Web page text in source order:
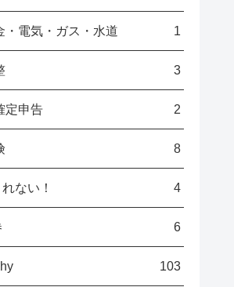
・電気・ガス・水道 1
3
定申告 2
8
ない！ 4
6
103